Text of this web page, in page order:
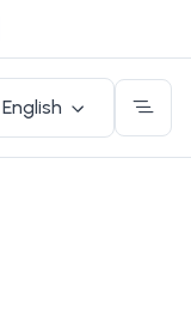
English